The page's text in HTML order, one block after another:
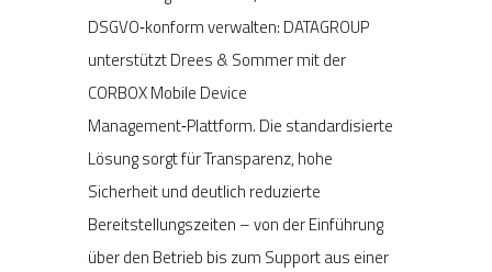
DSGVO‑konform verwalten: DATAGROUP
unterstützt Drees & Sommer mit der
CORBOX Mobile Device
Management‑Plattform. Die standardisierte
Lösung sorgt für Transparenz, hohe
Sicherheit und deutlich reduzierte
Bereitstellungszeiten – von der Einführung
über den Betrieb bis zum Support aus einer